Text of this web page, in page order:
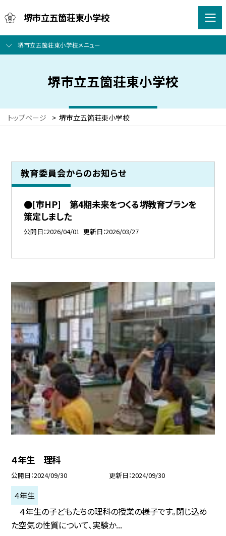
堺市立五箇荘東小学校
堺市立五箇荘東小学校メニュー
堺市立五箇荘東小学校
トップページ > 堺市立五箇荘東小学校
教育委員会からのお知らせ
●[市HP] 第4期未来をつくる堺教育プランを
策定しました
公開日 2026/04/01 更新日 2026/03/27
４年生 理科
公開日 2024/09/30 更新日 2024/09/30
４年生
４年生の子どもたちの理科の授業の様子です。閉じ込め
た空気の性質について、実験か...